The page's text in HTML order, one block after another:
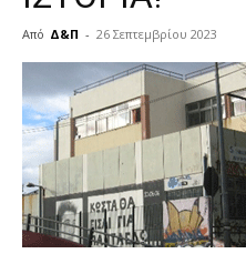
Από Δ&Π - 26 Σεπτεμβρίου 2023
lesbians
very
hot
cam
show.desi
xxx
brandi